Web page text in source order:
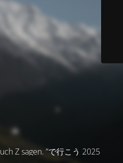
Z sagen. ”で行こう 2025